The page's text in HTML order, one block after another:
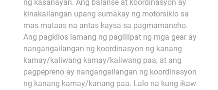
ng kasanayan. Ang balanse at koordinasyon ay
kinakailangan upang sumakay ng motorsiklo sa
mas mataas na antas kaysa sa pagmamaneho.
Ang pagkilos lamang ng paglilipat ng mga gear ay
nangangailangan ng koordinasyon ng kanang
kamay/kaliwang kamay/kaliwang paa, at ang
pagpepreno ay nangangailangan ng koordinasyon
ng kanang kamay/kanang paa. Lalo na kung ikaw